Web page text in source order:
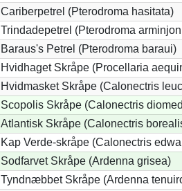
Cariberpetrel (Pterodroma hasitata)
Trindadepetrel (Pterodroma
Baraus's Petrel (Pterodroma baraui)
Hvidhaget Skråpe (Procellaria
Hvidmasket Skråpe (Calonectris
Scopolis Skråpe (Calonectris
Atlantisk Skråpe (Calonectris
Kap Verde-skråpe (Calonectris
Sodfarvet Skråpe (Ardenna grisea)
Tyndnæbbet Skråpe (Ardenna